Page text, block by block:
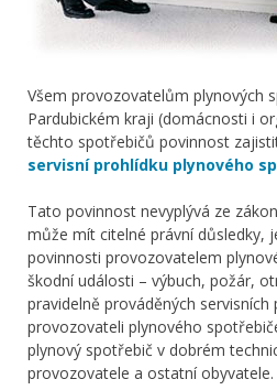
Všem provozovatelům plynových
Pardubickém kraji (domácnosti i
těchto spotřebičů povinnost
servisní prohlídku plynového
Tato povinnost nevyplývá ze
může mít citelné právní důsledky,
povinnosti provozovatelem
škodní události – výbuch, požár,
pravidelně prováděných servisních
provozovateli plynového
plynový spotřebič v dobrém
provozovatele a ostatní obyvatele.